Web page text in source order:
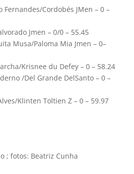
Fernandes/Cordobés JMen – 0 –
Jmen – 0/0 – 55.45
Musa/Paloma Mia Jmen – 0–
Krisnee du Defey – 0 – 58.24
/Del Grande DelSanto – 0 –
Klinten Toltien Z – 0 – 59.97
; fotos: Beatriz Cunha